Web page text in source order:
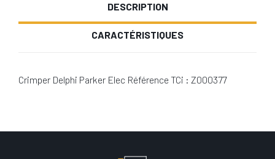
DESCRIPTION
CARACTÉRISTIQUES
Crimper Delphi Parker Elec Référence TCi : Z000377